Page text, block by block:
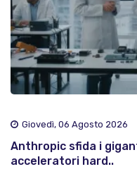
Giovedì, 06 Agosto 2026
Anthropic sfida i
acceleratori hard..